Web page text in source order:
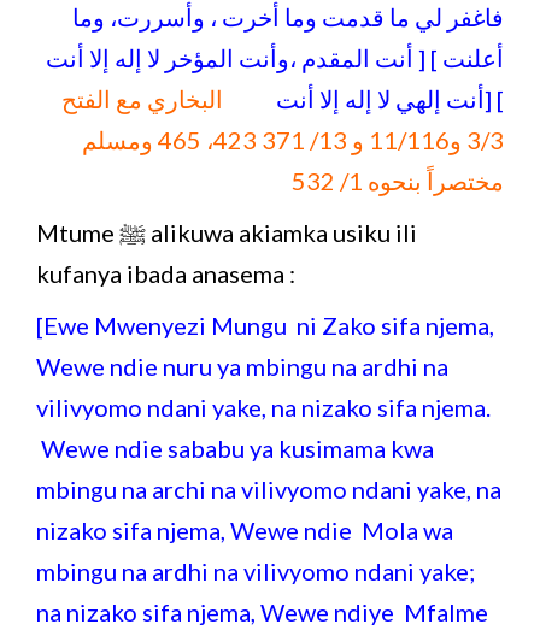
فاغفر لي ما قدمت وما أخرت ، وأسررت، وما
أعلنت ] [ أنت المقدم ،وأنت المؤخر لا إله إلا أنت
] [أنت إلهي لا إله إلا أنت
البخاري مع الفتح
3/3 و11/116 و 13/ 371 423، 465 ومسلم
مختصراً بنحوه 1/ 532
Mtume ﷺ alikuwa akiamka usiku ili
kufanya ibada anasema :
[Ewe Mwenyezi Mungu ni Zako sifa njema,
Wewe ndie nuru ya mbingu na ardhi na
vilivyomo ndani yake, na nizako sifa njema.
Wewe ndie sababu ya kusimama kwa
mbingu na archi na vilivyomo ndani yake, na
nizako sifa njema, Wewe ndie Mola wa
mbingu na ardhi na vilivyomo ndani yake;
na nizako sifa njema, Wewe ndiye Mfalme